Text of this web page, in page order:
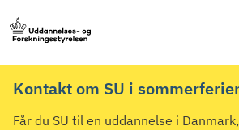
Kontakt om SU i
Får du SU til en uddannelse i